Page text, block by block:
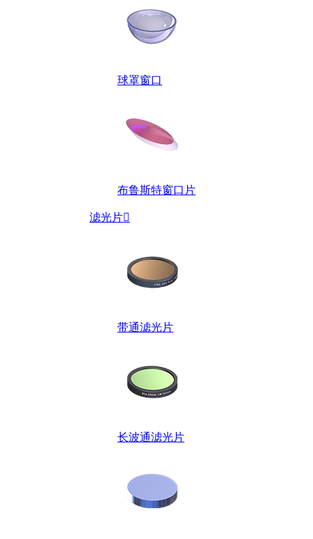
球罩窗口
布鲁斯特窗口片
滤光片
带通滤光片
长波通滤光片